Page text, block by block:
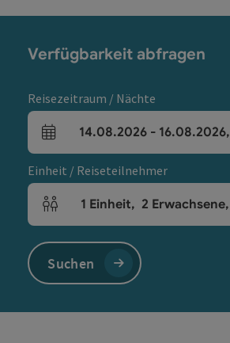
Verfügbarkeit abfragen
Reisezeitraum / Nächte
An- und Abreisefelder
14.08.2026 - 16.08.2026,
Einheit / Reiseteilnehmer
Einheitenanzahl und Personenfelder
1 Einheit, 2 Erwachsene,
Suchen